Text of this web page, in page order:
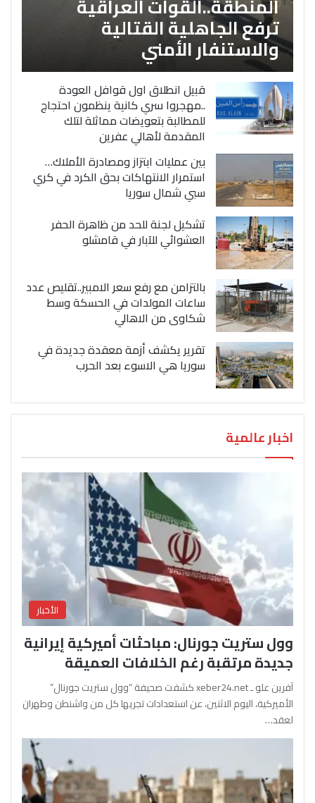
ترفع الجاهلية القتالية
والاستنفار الأمني
قبيل انطلاق اول قوافل العودة
..مهجروا سري كانية ينظمون احتجاج
للمطالبة بتعويضات مماثلة لتلك
المقدمة لأهالي عفرين
بين عمليات ابتزاز ومصادرة الأملاك…
استمرار الانتهاكات بحق الكرد في كري
سبي شمال سوريا
تشكيل لجنة للحد من ظاهرة الحفر
العشوائي للآبار في قامشلو
بالتزامن مع رفع سعر الامبير..تقليص عدد
ساعات المولدات في الحسكة وسط
شكاوى من الاهالي
تقرير يكشف أزمة معقدة جديدة في
سوريا هي الاسوء بعد الحرب
اخبار عالمية
الأخبار
وول ستريت جورنال: مباحثات أميركية إيرانية
جديدة مرتقبة رغم الخلافات العميقة
آفرين علو ـ xeber24.net كشفت صحيفة “وول ستريت جورنال”
الأميركية، اليوم الاثنين، عن استعدادات تجريها كل من واشنطن وطهران
لعقد…